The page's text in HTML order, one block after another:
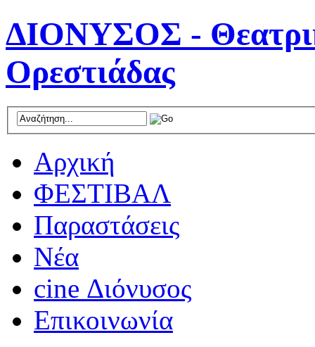
ΔΙΟΝΥΣΟΣ -
Ορεστιάδας
Αρχική
ΦΕΣΤΙΒΑΛ
Παραστάσεις
Νέα
cine Διόνυσος
Επικοινωνία